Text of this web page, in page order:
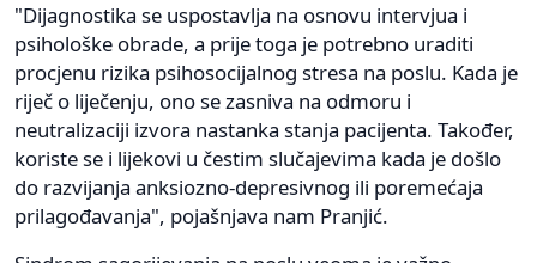
"Dijagnostika se uspostavlja na osnovu intervjua i
psihološke obrade, a prije toga je potrebno uraditi
procjenu rizika psihosocijalnog stresa na poslu. Kada je
riječ o liječenju, ono se zasniva na odmoru i
neutralizaciji izvora nastanka stanja pacijenta. Također,
koriste se i lijekovi u čestim slučajevima kada je došlo
do razvijanja anksiozno-depresivnog ili poremećaja
prilagođavanja", pojašnjava nam Pranjić.